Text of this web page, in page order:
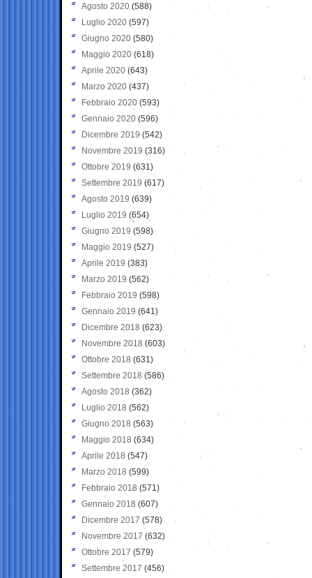
Agosto 2020 (588)
Luglio 2020 (597)
Giugno 2020 (580)
Maggio 2020 (618)
Aprile 2020 (643)
Marzo 2020 (437)
Febbraio 2020 (593)
Gennaio 2020 (596)
Dicembre 2019 (542)
Novembre 2019 (316)
Ottobre 2019 (631)
Settembre 2019 (617)
Agosto 2019 (639)
Luglio 2019 (654)
Giugno 2019 (598)
Maggio 2019 (527)
Aprile 2019 (383)
Marzo 2019 (562)
Febbraio 2019 (598)
Gennaio 2019 (641)
Dicembre 2018 (623)
Novembre 2018 (603)
Ottobre 2018 (631)
Settembre 2018 (586)
Agosto 2018 (362)
Luglio 2018 (562)
Giugno 2018 (563)
Maggio 2018 (634)
Aprile 2018 (547)
Marzo 2018 (599)
Febbraio 2018 (571)
Gennaio 2018 (607)
Dicembre 2017 (578)
Novembre 2017 (632)
Ottobre 2017 (579)
Settembre 2017 (456)